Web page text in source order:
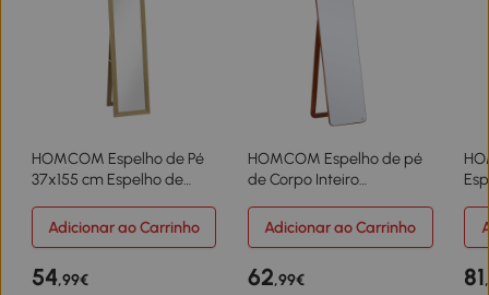
HOMCOM Espelho de Pé
37x155 cm Espelho de
Parede Retangular com
Estrutura de Madeira Cor
HOMCOM Espelho de pé
de Corpo Inteiro
Parede com 2 Formas de
Uso Estrutura de Madeira
Sala de Estar Corredor
Adicionar ao Carrinho Adicionar ao Carrinho
54,99€ 62,99€ 81